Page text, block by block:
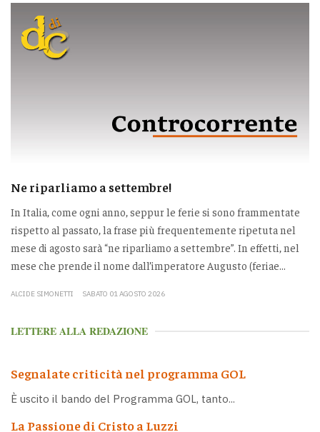
Ne riparliamo a settembre!
In Italia, come ogni anno, seppur le ferie si sono frammentate
rispetto al passato, la frase più frequentemente ripetuta nel
mese di agosto sarà “ne riparliamo a settembre”. In effetti, nel
mese che prende il nome dall’imperatore Augusto (feriae...
ALCIDE SIMONETTI SABATO 01 AGOSTO 2026
LETTERE ALLA REDAZIONE
Segnalate criticità nel programma GOL
È uscito il bando del Programma GOL, tanto...
La Passione di Cristo a Luzzi